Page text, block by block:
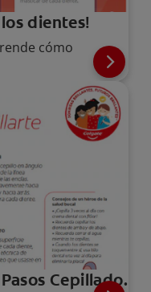
dientes!
cómo
Cepillado.